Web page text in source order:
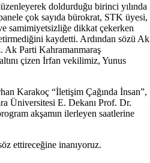
doldurduğu birinci yılında
çok sayıda bürokrat, STK üyesi,
samimiyetsizliğe dikkat çekerken
kaydetti. Ardından sözü Ak
Ak Parti Kahramanmaraş
çizen İrfan vekilimiz, Yunus
Karakoç “İletişim Çağında İnsan”,
Üniversitesi E. Dekanı Prof. Dr.
akşamın ilerleyen saatlerine
ettireceğine inanıyoruz.